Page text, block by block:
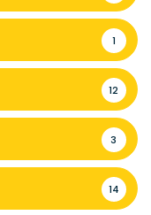
1
12
3
14